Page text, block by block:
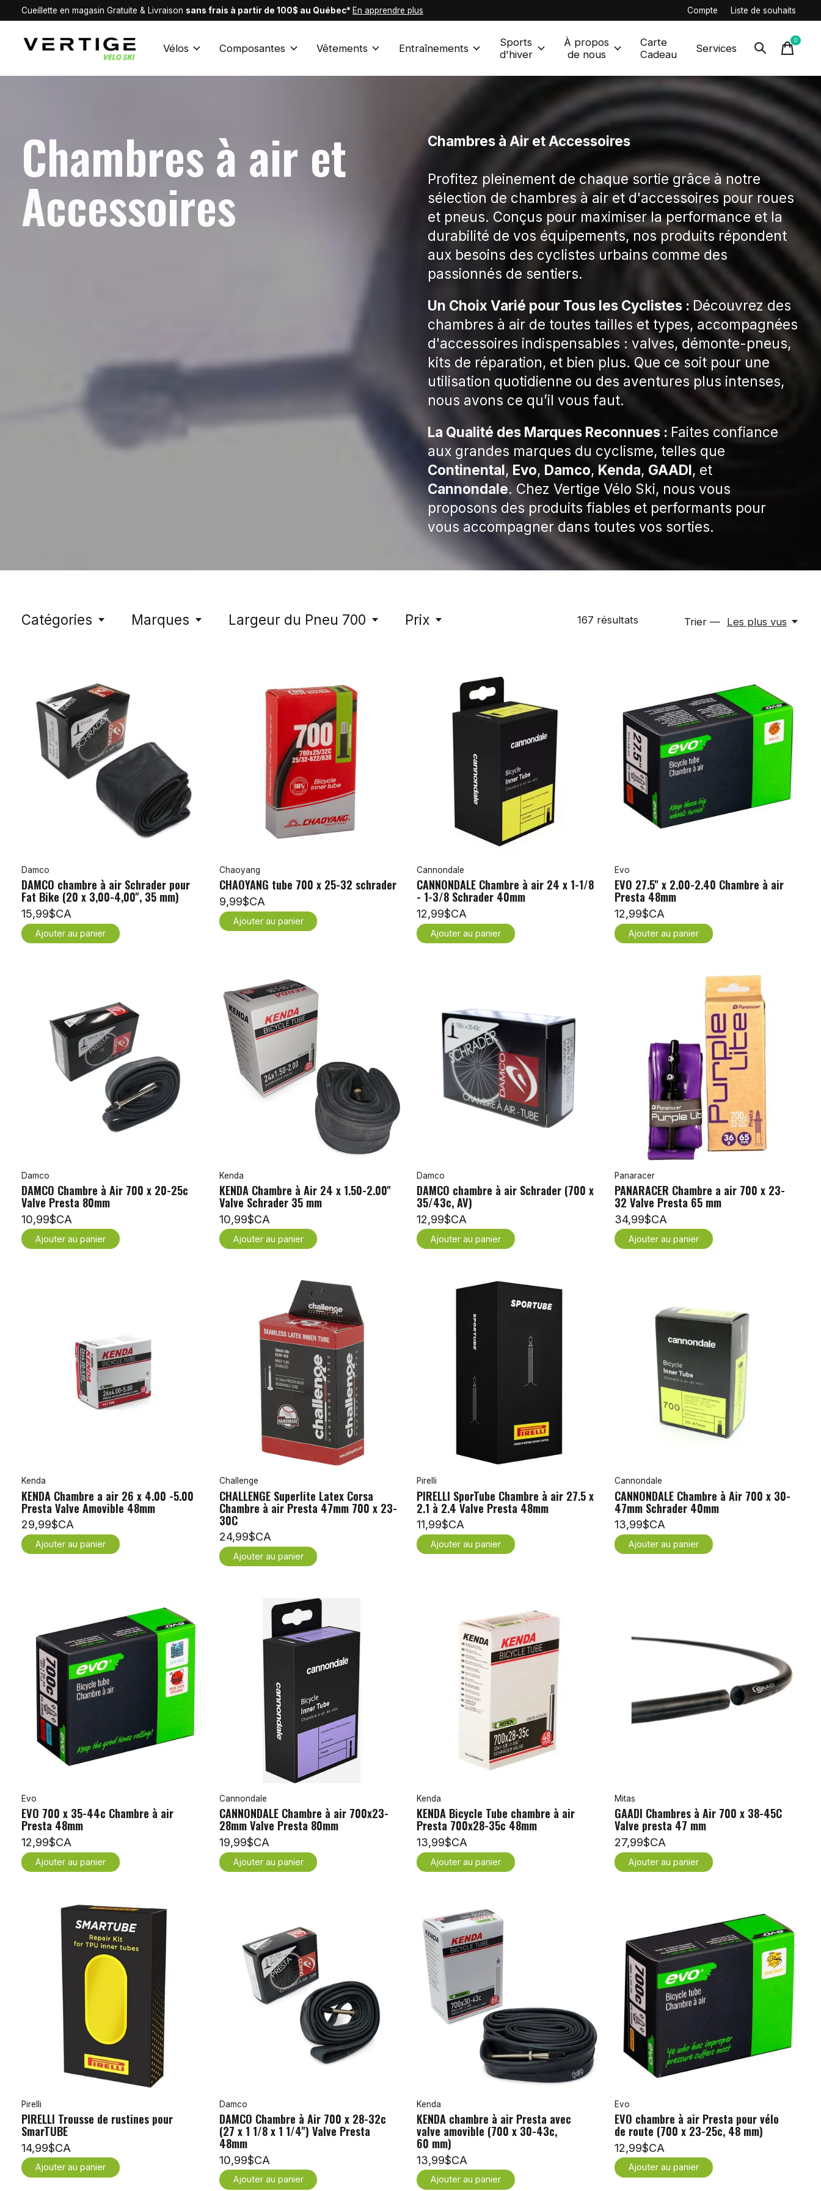
Cueillette en magasin Gratuite & Livraison sans frais à partir de 100$ au Québec* En apprendre plus Compte Liste de souhaits
Vélos Composantes Vêtements Entraînements
Sports
d'hiver
À propos
de nous
Carte
Cadeau
Services
0items
Chambres à air et
Accessoires
Chambres à Air et Accessoires
Profitez pleinement de chaque sortie grâce à notre
sélection de chambres à air et d'accessoires pour roues
et pneus. Conçus pour maximiser la performance et la
durabilité de vos équipements, nos produits répondent
aux besoins des cyclistes urbains comme des
passionnés de sentiers.
Un Choix Varié pour Tous les Cyclistes :Découvrez des
chambres à air de toutes tailles et types, accompagnées
d'accessoires indispensables : valves, démonte-pneus,
kits de réparation, et bien plus. Que ce soit pour une
utilisation quotidienne ou des aventures plus intenses,
nous avons ce qu’il vous faut.
La Qualité des Marques Reconnues : Faites confiance
aux grandes marques du cyclisme, telles que
Continental, Evo, Damco, Kenda, GAADI, et
Cannondale. Chez Vertige Vélo Ski, nous vous
proposons des produits fiables et performants pour
vous accompagner dans toutes vos sorties.
Catégories Marques Largeur du Pneu 700 Prix 167 résultats Trier — Les plus vus
Damco
DAMCO chambre à air Schrader pour
Fat Bike (20 x 3,00-4,00'', 35 mm)
15,99$CA
Ajouter au panier
Chaoyang
CHAOYANG tube 700 x 25-32 schrader
9,99$CA
Ajouter au panier
Cannondale
CANNONDALE Chambre à air 24 x 1-1/8
- 1-3/8 Schrader 40mm
12,99$CA
Ajouter au panier
Evo
EVO 27.5'' x 2.00-2.40 Chambre à air
Presta 48mm
12,99$CA
Ajouter au panier
Damco
DAMCO Chambre à Air 700 x 20-25c
Valve Presta 80mm
10,99$CA
Ajouter au panier
Kenda
KENDA Chambre à Air 24 x 1.50-2.00''
Valve Schrader 35 mm
10,99$CA
Ajouter au panier
Damco
DAMCO chambre à air Schrader (700 x
35/43c, AV)
12,99$CA
Ajouter au panier
Panaracer
PANARACER Chambre a air 700 x 23-
32 Valve Presta 65 mm
34,99$CA
Ajouter au panier
Kenda
KENDA Chambre a air 26 x 4.00 -5.00
Presta Valve Amovible 48mm
29,99$CA
Ajouter au panier
Challenge
CHALLENGE Superlite Latex Corsa
Chambre à air Presta 47mm 700 x 23-
30C
24,99$CA
Ajouter au panier
Pirelli
PIRELLI SporTube Chambre à air 27.5 x
2.1 à 2.4 Valve Presta 48mm
11,99$CA
Ajouter au panier
Cannondale
CANNONDALE Chambre à Air 700 x 30-
47mm Schrader 40mm
13,99$CA
Ajouter au panier
Evo
EVO 700 x 35-44c Chambre à air
Presta 48mm
12,99$CA
Ajouter au panier
Cannondale
CANNONDALE Chambre à air 700x23-
28mm Valve Presta 80mm
19,99$CA
Ajouter au panier
Kenda
KENDA Bicycle Tube chambre à air
Presta 700x28-35c 48mm
13,99$CA
Ajouter au panier
Mitas
GAADI Chambres à Air 700 x 38-45C
Valve presta 47 mm
27,99$CA
Ajouter au panier
Pirelli
PIRELLI Trousse de rustines pour
SmarTUBE
14,99$CA
Ajouter au panier
Damco
DAMCO Chambre à Air 700 x 28-32c
(27 x 1 1/8 x 1 1/4'') Valve Presta
48mm
10,99$CA
Ajouter au panier
Kenda
KENDA chambre à air Presta avec
valve amovible (700 x 30-43c,
60 mm)
13,99$CA
Ajouter au panier
Evo
EVO chambre à air Presta pour vélo
de route (700 x 23-25c, 48 mm)
12,99$CA
Ajouter au panier